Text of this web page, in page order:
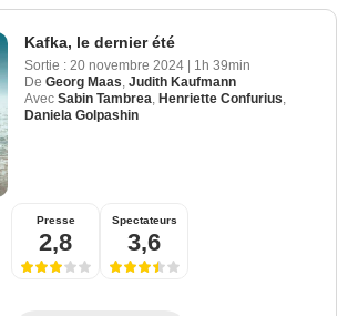
Kafka, le dernier été
Sortie : 20 novembre 2024 | 1h 39min
De Georg Maas Judith Kaufmann
Avec Sabin Tambrea Henriette Confurius
Daniela Golpashin
Presse
2,8
Spectateurs
3,6